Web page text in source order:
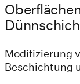
Modifizierung
Beschichtung